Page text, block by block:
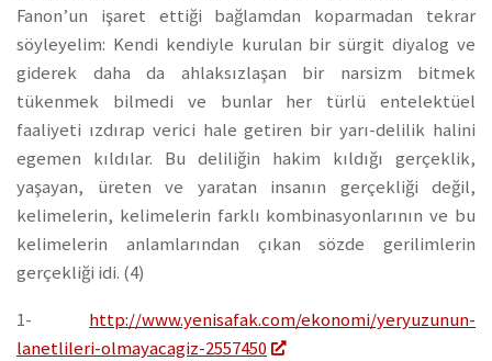
Fanon’un işaret ettiği bağlamdan koparmadan tekrar
söyleyelim: Kendi kendiyle kurulan bir sürgit diyalog ve
giderek daha da ahlaksızlaşan bir narsizm bitmek
tükenmek bilmedi ve bunlar her türlü entelektüel
faaliyeti ızdırap verici hale getiren bir yarı-delilik halini
egemen kıldılar. Bu deliliğin hakim kıldığı gerçeklik,
yaşayan, üreten ve yaratan insanın gerçekliği değil,
kelimelerin, kelimelerin farklı kombinasyonlarının ve bu
kelimelerin anlamlarından çıkan sözde gerilimlerin
gerçekliği idi. (4)
1- http://www.yenisafak.com/ekonomi/yeryuzunun-
lanetlileri-olmayacagiz-2557450